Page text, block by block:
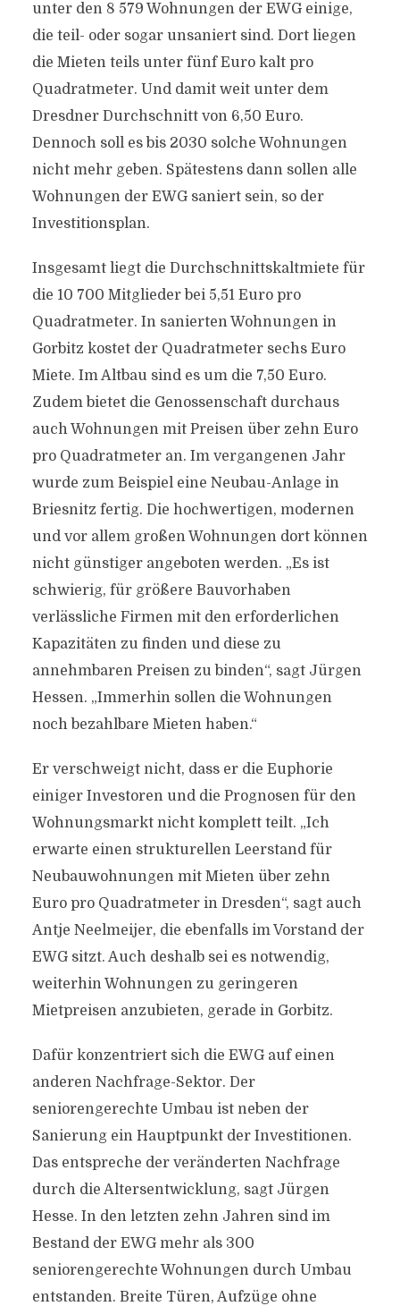
unter den 8 579 Wohnungen der EWG einige,
die teil- oder sogar unsaniert sind. Dort liegen
die Mieten teils unter fünf Euro kalt pro
Quadratmeter. Und damit weit unter dem
Dresdner Durchschnitt von 6,50 Euro.
Dennoch soll es bis 2030 solche Wohnungen
nicht mehr geben. Spätestens dann sollen alle
Wohnungen der EWG saniert sein, so der
Investitionsplan.
Insgesamt liegt die Durchschnittskaltmiete für
die 10 700 Mitglieder bei 5,51 Euro pro
Quadratmeter. In sanierten Wohnungen in
Gorbitz kostet der Quadratmeter sechs Euro
Miete. Im Altbau sind es um die 7,50 Euro.
Zudem bietet die Genossenschaft durchaus
auch Wohnungen mit Preisen über zehn Euro
pro Quadratmeter an. Im vergangenen Jahr
wurde zum Beispiel eine Neubau-Anlage in
Briesnitz fertig. Die hochwertigen, modernen
und vor allem großen Wohnungen dort können
nicht günstiger angeboten werden. „Es ist
schwierig, für größere Bauvorhaben
verlässliche Firmen mit den erforderlichen
Kapazitäten zu finden und diese zu
annehmbaren Preisen zu binden“, sagt Jürgen
Hessen. „Immerhin sollen die Wohnungen
noch bezahlbare Mieten haben.“
Er verschweigt nicht, dass er die Euphorie
einiger Investoren und die Prognosen für den
Wohnungsmarkt nicht komplett teilt. „Ich
erwarte einen strukturellen Leerstand für
Neubauwohnungen mit Mieten über zehn
Euro pro Quadratmeter in Dresden“, sagt auch
Antje Neelmeijer, die ebenfalls im Vorstand der
EWG sitzt. Auch deshalb sei es notwendig,
weiterhin Wohnungen zu geringeren
Mietpreisen anzubieten, gerade in Gorbitz.
Dafür konzentriert sich die EWG auf einen
anderen Nachfrage-Sektor. Der
seniorengerechte Umbau ist neben der
Sanierung ein Hauptpunkt der Investitionen.
Das entspreche der veränderten Nachfrage
durch die Altersentwicklung, sagt Jürgen
Hesse. In den letzten zehn Jahren sind im
Bestand der EWG mehr als 300
seniorengerechte Wohnungen durch Umbau
entstanden. Breite Türen, Aufzüge ohne